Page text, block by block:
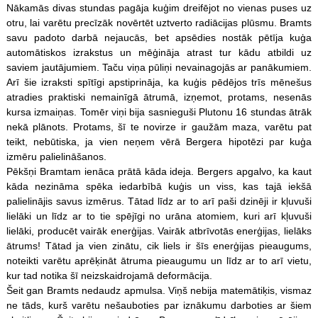
Nākamās divas stundas pagāja kuģim dreifējot no vienas puses uz
otru, lai varētu precīzāk novērtēt uztverto radiācijas plūsmu. Bramts
savu padoto darbā nejaucās, bet apsēdies nostāk pētīja kuģa
automātiskos izrakstus un mēģināja atrast tur kādu atbildi uz
saviem jautājumiem. Taču viņa pūliņi nevainagojās ar panākumiem.
Arī šie izraksti spītīgi apstiprināja, ka kuģis pēdējos trīs mēnešus
atradies praktiski nemainīgā ātrumā, izņemot, protams, nesenās
kursa izmaiņas. Tomēr viņi bija sasnieguši Plutonu 16 stundas ātrāk
nekā plānots. Protams, šī te novirze ir gaužām maza, varētu pat
teikt, nebūtiska, ja vien neņem vērā Bergera hipotēzi par kuģa
izmēru palielināšanos.
Pēkšņi Bramtam ienāca prātā kāda ideja. Bergers apgalvo, ka kaut
kāda nezināma spēka iedarbībā kuģis un viss, kas tajā iekšā
palielinājis savus izmērus. Tātad līdz ar to arī paši dzinēji ir kļuvuši
lielāki un līdz ar to tie spējīgi no urāna atomiem, kuri arī kļuvuši
lielāki, producēt vairāk enerģijas. Vairāk atbrīvotās enerģijas, lielāks
ātrums! Tātad ja vien zinātu, cik liels ir šīs enerģijas pieaugums,
noteikti varētu aprēķināt ātruma pieaugumu un līdz ar to arī vietu,
kur tad notika šī neizskaidrojamā deformācija.
Šeit gan Bramts nedaudz apmulsa. Viņš nebija matemātiķis, vismaz
ne tāds, kurš varētu nešauboties par iznākumu darboties ar šiem